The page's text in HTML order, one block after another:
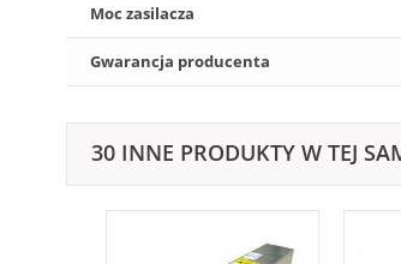
Moc zasilacza
Gwarancja producenta
30 INNE PRODUKTY W TEJ